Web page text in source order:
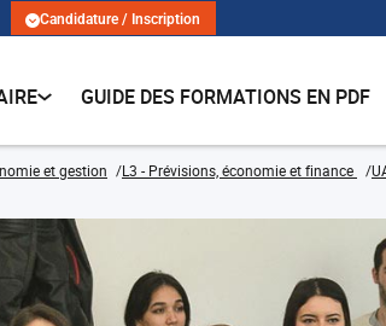
Candidature / Inscription
GUIDE DES FORMATIONS EN PDF
et gestion L3 - Prévisions, économie et finance